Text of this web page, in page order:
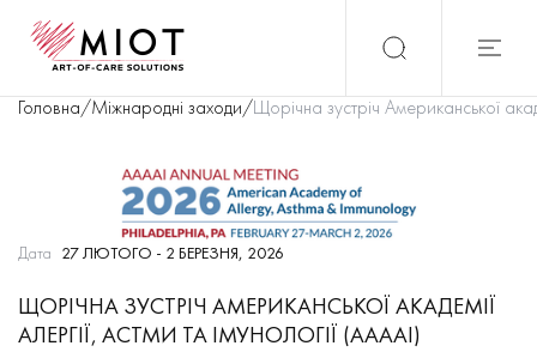
Головна/Міжнародні заходи/Щорічна зустріч Американської
Дата 27 ЛЮТОГО - 2 БЕРЕЗНЯ, 2026
ЩОРІЧНА ЗУСТРІЧ АМЕРИКАНСЬКОЇ АКАДЕМІЇ
АЛЕРГІЇ, АСТМИ ТА ІМУНОЛОГІЇ (AAAAI)